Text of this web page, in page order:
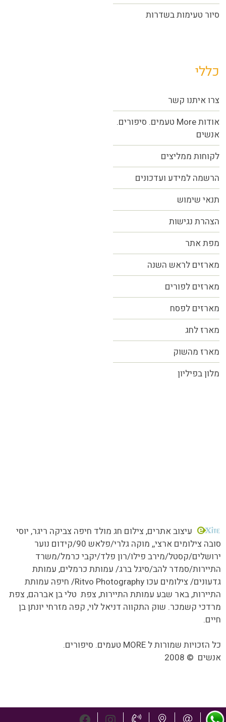
סיור טעימות בשדרות
כללי
צרו איתנו קשר
אודות More טעמים. סיפורים.
אנשים
לקוחות ממליצים
הרשמה למידע ועדכונים
תנאי שימוש
הצהרת נגישות
מפת אתר
מארזים לראש השנה
מארזים לפורים
מארזים לפסח
מארז לחג
מארז מהשוק
מלון בפיליון
עיצוב אתרים, צילום חג מולד חיפה צביקה ריגר, יוסי
סובה צילומים ארצי,, מוקה גלרי/
פלאש 90/קידום נוער
ירושלים/קסטל/מירב פילו/רון פלד/יקבי כרמל/משרד
התיירות/סמדר להב/סיגל ברג/ עמותת כרמלים, עמותת
גדעונים/ צילומים עכו Ritvo Photography/ חיפה עמותת
התיירות, באר שבע עמותת התיירות, צפת טלי בן אברהם, צפת
מרדכי קשמכר. שוק התקווה דניאל לוי, קפה מזרחי יונתן בן
חיים.
כל הזכויות שמורות ל MORE טעמים. סיפורים.
אנשים ©
2008